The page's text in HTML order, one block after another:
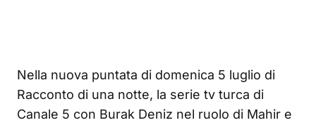
Nella nuova puntata di domenica 5 luglio di
Racconto di una notte, la serie tv turca di
Canale 5 con Burak Deniz nel ruolo di Mahir e